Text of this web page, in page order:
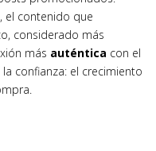
el contenido que
considerado más
más auténtica con el
confianza: el crecimiento